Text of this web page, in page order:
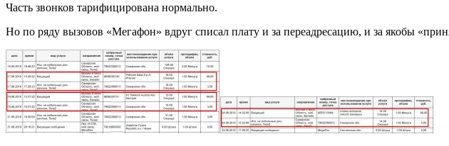
Часть звонков тарифицирована нормально.
Но по ряду вызовов «Мегафон» вдруг списал плату и за переадресацию, и за якобы